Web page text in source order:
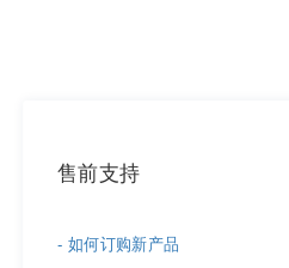
售前支持
- 如何订购新产品